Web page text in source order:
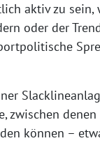
aktiv zu sein,
oder der
zwischen
können –